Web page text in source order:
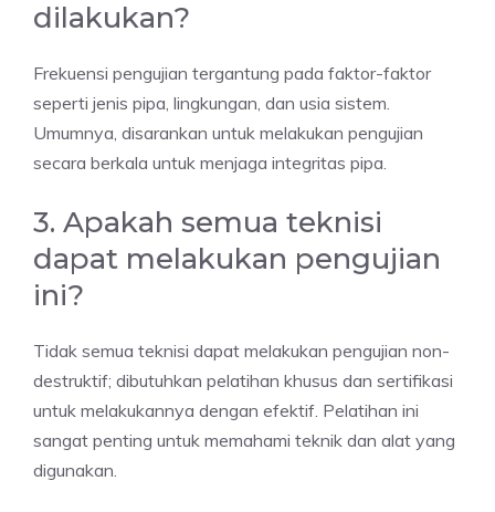
dilakukan?
Frekuensi pengujian tergantung pada faktor-faktor
seperti jenis pipa, lingkungan, dan usia sistem.
Umumnya, disarankan untuk melakukan pengujian
secara berkala untuk menjaga integritas pipa.
3. Apakah semua teknisi
dapat melakukan pengujian
ini?
Tidak semua teknisi dapat melakukan pengujian non-
destruktif; dibutuhkan pelatihan khusus dan sertifikasi
untuk melakukannya dengan efektif. Pelatihan ini
sangat penting untuk memahami teknik dan alat yang
digunakan.